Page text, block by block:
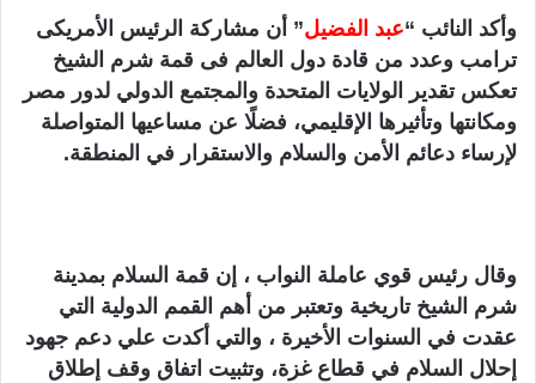
وأكد النائب “عبد الفضيل” أن مشاركة الرئيس الأمريكى
ترامب وعدد من قادة دول العالم فى قمة شرم الشيخ
تعكس تقدير الولايات المتحدة والمجتمع الدولي لدور مصر
ومكانتها وتأثيرها الإقليمي، فضلًا عن مساعيها المتواصلة
لإرساء دعائم الأمن والسلام والاستقرار في المنطقة.
وقال رئيس قوي عاملة النواب ، إن قمة السلام بمدينة
شرم الشيخ تاريخية وتعتبر من أهم القمم الدولية التي
عقدت في السنوات الأخيرة ، والتي أكدت علي دعم جهود
إحلال السلام في قطاع غزة، وتثبيت اتفاق وقف إطلاق